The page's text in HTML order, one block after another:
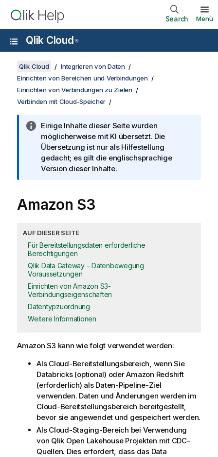
Search Menü
Qlik Cloud ®
Qlik Cloud
Integrieren von Daten
Einrichten von Bereichen und Verbindungen
Einrichten von Verbindungen zu Zielen
Verbinden mit Cloud-Speicher
Einige Inhalte dieser Seite wurden
möglicherweise mit KI übersetzt. Die
Übersetzung ist nur als Hilfestellung
gedacht; es gilt die englischsprachige
Version dieser Inhalte.
Amazon S3
AUF DIESER SEITE
Für Bereitstellungsdaten erforderliche
Berechtigungen
Qlik Data Gateway – Datenbewegung
Voraussetzungen
Einrichten von Amazon S3-
Verbindungseigenschaften
Datentypzuordnung
Weitere Informationen
Amazon S3 kann wie folgt verwendet werden:
Als Cloud-Bereitstellungsbereich, wenn Sie
Databricks (optional) oder Amazon Redshift
(erforderlich) als Daten-Pipeline-Ziel
verwenden. Daten und Änderungen werden im
Cloud-Bereitstellungsbereich bereitgestellt,
bevor sie angewendet und gespeichert werden.
Als Cloud-Staging-Bereich bei Verwendung
von Qlik Open LakehouseProjekten mit CDC-
Quellen. Dies erfordert, dass das Data